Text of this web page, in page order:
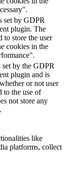
set by GDPR
plugin. The
to store the user
cookies in the
by the GDPR
plugin and is
or not user
to the use of
not store any
like
platforms, collect